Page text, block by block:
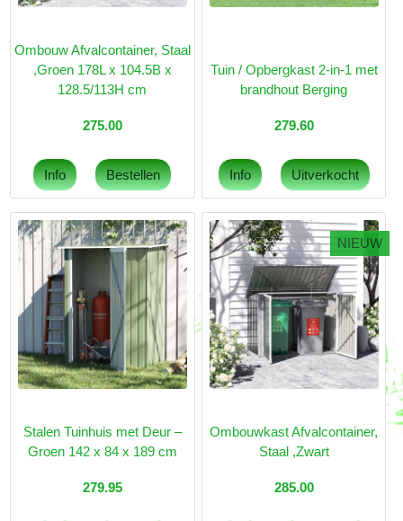
Ombouw Afvalcontainer, Staal
,Groen 178L x 104.5B x
128.5/113H cm
275.00
Tuin / Opbergkast 2-in-1 met
brandhout Berging
279.60
Stalen Tuinhuis met Deur –
Groen 142 x 84 x 189 cm
279.95
NIEUW
Ombouwkast Afvalcontainer,
Staal ,Zwart
285.00